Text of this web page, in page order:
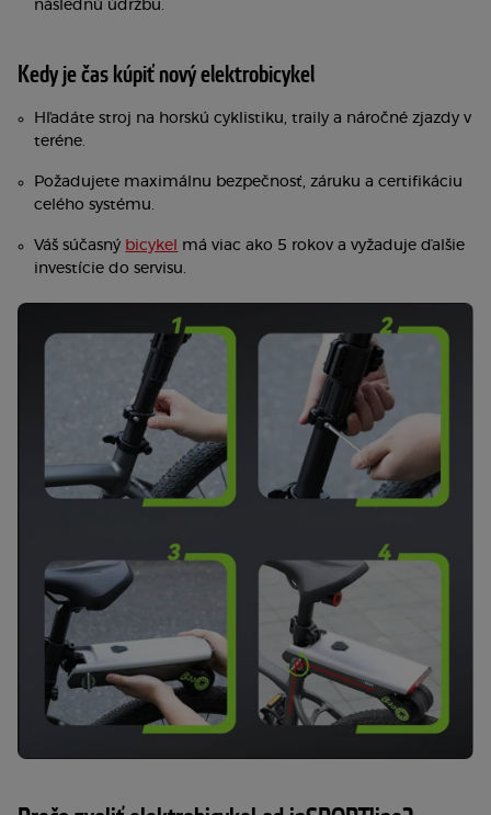
následnú údržbu.
Kedy je čas kúpiť nový elektrobicykel
Hľadáte stroj na horskú cyklistiku, traily a náročné zjazdy v
teréne.
Požadujete maximálnu bezpečnosť, záruku a certifikáciu
celého systému.
Váš súčasný bicykel
má viac ako 5 rokov a vyžaduje ďalšie
investície do servisu.